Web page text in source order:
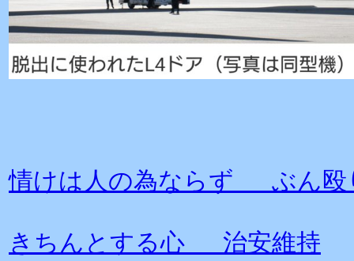
情けは人の為ならず ぶん殴
きちんとする心 治安維持